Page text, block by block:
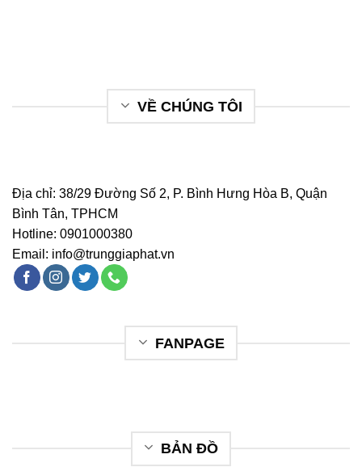
VỀ CHÚNG TÔI
Địa chỉ: 38/29 Đường Số 2, P. Bình Hưng Hòa B, Quận
Bình Tân, TPHCM
Hotline: 0901000380
Email: info@trunggiaphat.vn
FANPAGE
BẢN ĐỒ